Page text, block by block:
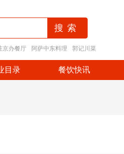
京办餐厅 阿萨中东料理 郭记川菜
目录 餐饮快讯